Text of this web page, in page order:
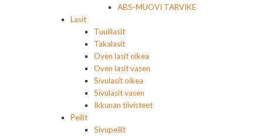
ABS-MUOVI TARVIKE
Lasit
Tuulilasit
Takalasit
Oven lasit oikea
Oven lasit vasen
Sivulasit oikea
Sivulasit vasen
Ikkunan tiivisteet
Peilit
Sivupeilit